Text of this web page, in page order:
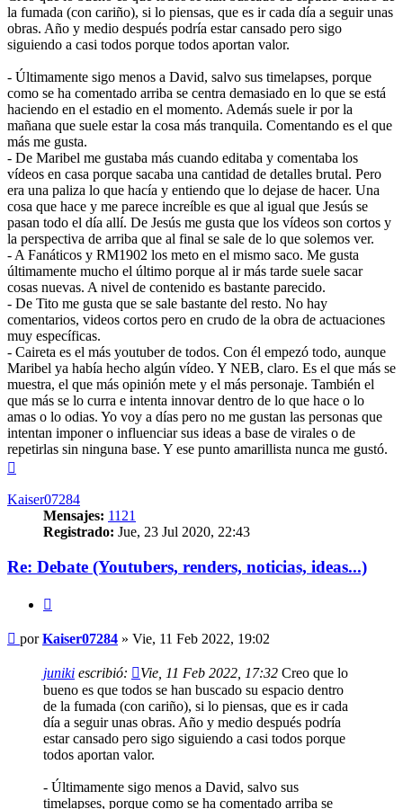
la fumada (con cariño), si lo piensas, que es ir cada día a seguir unas
obras. Año y medio después podría estar cansado pero sigo
siguiendo a casi todos porque todos aportan valor.
- Últimamente sigo menos a David, salvo sus timelapses, porque
como se ha comentado arriba se centra demasiado en lo que se está
haciendo en el estadio en el momento. Además suele ir por la
mañana que suele estar la cosa más tranquila. Comentando es el que
más me gusta.
- De Maribel me gustaba más cuando editaba y comentaba los
vídeos en casa porque sacaba una cantidad de detalles brutal. Pero
era una paliza lo que hacía y entiendo que lo dejase de hacer. Una
cosa que hace y me parece increíble es que al igual que Jesús se
pasan todo el día allí. De Jesús me gusta que los vídeos son cortos y
la perspectiva de arriba que al final se sale de lo que solemos ver.
- A Fanáticos y RM1902 los meto en el mismo saco. Me gusta
últimamente mucho el último porque al ir más tarde suele sacar
cosas nuevas. A nivel de contenido es bastante parecido.
- De Tito me gusta que se sale bastante del resto. No hay
comentarios, videos cortos pero en crudo de la obra de actuaciones
muy específicas.
- Caireta es el más youtuber de todos. Con él empezó todo, aunque
Maribel ya había hecho algún vídeo. Y NEB, claro. Es el que más se
muestra, el que más opinión mete y el más personaje. También el
que más se lo curra e intenta innovar dentro de lo que hace o lo
amas o lo odias. Yo voy a días pero no me gustan las personas que
intentan imponer o influenciar sus ideas a base de virales o de
repetirlas sin ninguna base. Y ese punto amarillista nunca me gustó.
Kaiser07284
Mensajes: 1121
Registrado: Jue, 23 Jul 2020, 22:43
Re: Debate (Youtubers, renders, noticias, ideas...)
Mensaje
porKaiser07284 » Vie, 11 Feb 2022, 19:02
juniki escribió: Vie, 11 Feb 2022, 17:32 Creo que lo
bueno es que todos se han buscado su espacio dentro
de la fumada (con cariño), si lo piensas, que es ir cada
día a seguir unas obras. Año y medio después podría
estar cansado pero sigo siguiendo a casi todos porque
todos aportan valor.
- Últimamente sigo menos a David, salvo sus
timelapses, porque como se ha comentado arriba se